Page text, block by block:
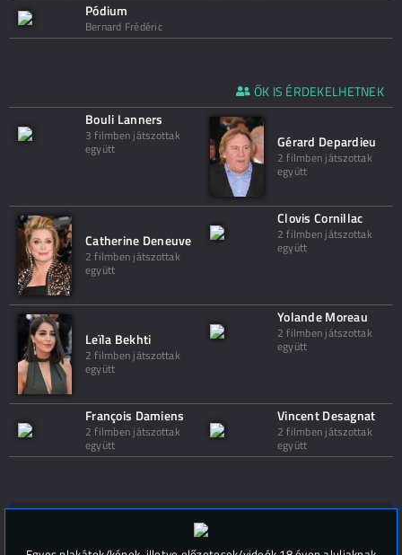
Pódium
Bernard Frédéric
ŐK IS ÉRDEKELHETNEK
Bouli Lanners
3 filmben játszottak
együtt Gérard Depardieu
2 filmben játszottak
együtt
Catherine Deneuve
2 filmben játszottak
együtt
Clovis Cornillac
2 filmben játszottak
együtt
Leïla Bekhti
2 filmben játszottak
együtt
Yolande Moreau
2 filmben játszottak
együtt
François Damiens
2 filmben játszottak
együtt
Vincent Desagnat
2 filmben játszottak
együtt
Hozzászólások (